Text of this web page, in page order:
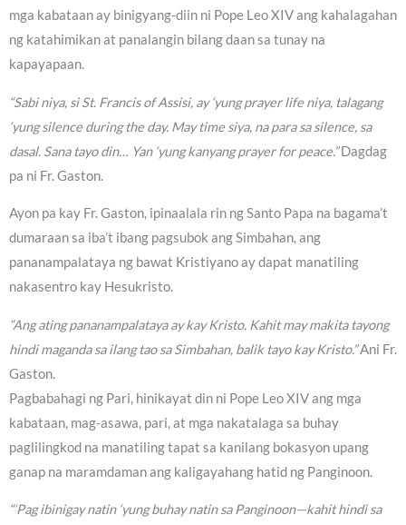
mga kabataan ay binigyang-diin ni Pope Leo XIV ang kahalagahan
ng katahimikan at panalangin bilang daan sa tunay na
kapayapaan.
“Sabi niya, si St. Francis of Assisi, ay ‘yung prayer life niya, talagang
‘yung silence during the day. May time siya, na para sa silence, sa
dasal. Sana tayo din… Yan ‘yung kanyang prayer for peace.”Dagdag
pa ni Fr. Gaston.
Ayon pa kay Fr. Gaston, ipinaalala rin ng Santo Papa na bagama’t
dumaraan sa iba’t ibang pagsubok ang Simbahan, ang
pananampalataya ng bawat Kristiyano ay dapat manatiling
nakasentro kay Hesukristo.
“Ang ating pananampalataya ay kay Kristo. Kahit may makita tayong
hindi maganda sa ilang tao sa Simbahan, balik tayo kay Kristo.”Ani Fr.
Gaston.
Pagbabahagi ng Pari, hinikayat din ni Pope Leo XIV ang mga
kabataan, mag-asawa, pari, at mga nakatalaga sa buhay
paglilingkod na manatiling tapat sa kanilang bokasyon upang
ganap na maramdaman ang kaligayahang hatid ng Panginoon.
“‘Pag ibinigay natin ‘yung buhay natin sa Panginoon—kahit hindi sa